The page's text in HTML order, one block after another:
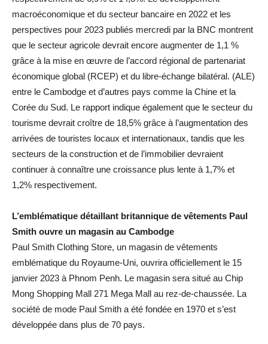
macroéconomique et du secteur bancaire en 2022 et les
perspectives pour 2023 publiés mercredi par la BNC montrent
que le secteur agricole devrait encore augmenter de 1,1 %
grâce à la mise en œuvre de l’accord régional de partenariat
économique global (RCEP) et du libre-échange bilatéral. (ALE)
entre le Cambodge et d’autres pays comme la Chine et la
Corée du Sud. Le rapport indique également que le secteur du
tourisme devrait croître de 18,5% grâce à l’augmentation des
arrivées de touristes locaux et internationaux, tandis que les
secteurs de la construction et de l’immobilier devraient
continuer à connaître une croissance plus lente à 1,7% et
1,2% respectivement.
L’emblématique détaillant britannique de vêtements Paul
Smith ouvre un magasin au Cambodge
Paul Smith Clothing Store, un magasin de vêtements
emblématique du Royaume-Uni, ouvrira officiellement le 15
janvier 2023 à Phnom Penh. Le magasin sera situé au Chip
Mong Shopping Mall 271 Mega Mall au rez-de-chaussée. La
société de mode Paul Smith a été fondée en 1970 et s’est
développée dans plus de 70 pays.